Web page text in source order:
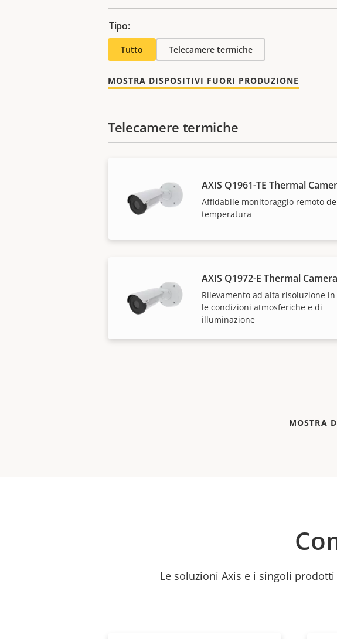
Tipo:
Tutto Telecamere termiche
MOSTRA DISPOSITIVI FUORI PRODUZIONE
Telecamere termiche
AXIS Q1961-TE Thermal
Affidabile monitoraggio remoto
temperatura
AXIS Q1972-E Thermal Camera
Rilevamento ad alta risoluzione
le condizioni atmosferiche e di
illuminazione
MOSTRA
Le soluzioni Axis e i singoli